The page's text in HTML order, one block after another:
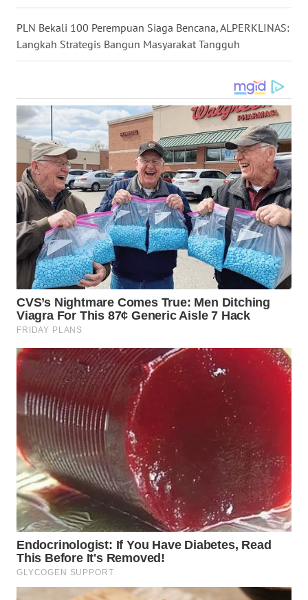
PLN Bekali 100 Perempuan Siaga Bencana, ALPERKLINAS:
Langkah Strategis Bangun Masyarakat Tangguh
WN
SIMALUNGUN
LABUHANBATU
WN
TAPANULI
TENGAH
WN DELI
SERDANG
WN
TEBING
TINGGI
WN
KARAWANG
WN
BEKASI
WN
BOGOR
WN
DEPOK
WN